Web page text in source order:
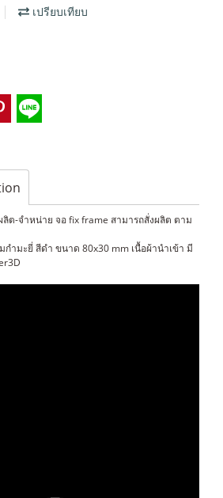
เปรียบเทียบ
ลิต-จำหน่าย จอ fix frame สามารถสั่งผลิต ตาม
กำมะยี่ สีดำ ขนาด 80x30 mm เนื้อผ้านำเข้า มี